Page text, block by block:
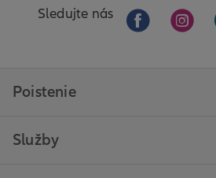
Sledujte nás
Poistenie
Služby